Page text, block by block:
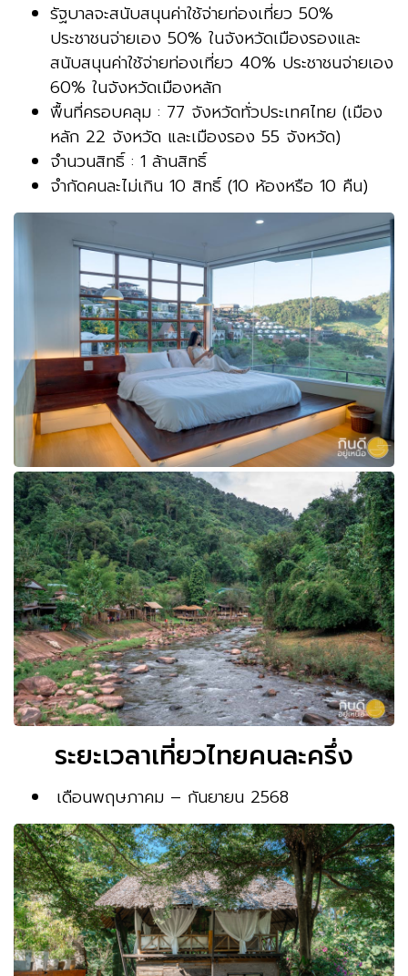
รัฐบาลจะสนับสนุนค่าใช้จ่ายท่องเที่ยว 50%
ประชาชนจ่ายเอง 50% ในจังหวัดเมืองรองและ
สนับสนุนค่าใช้จ่ายท่องเที่ยว 40% ประชาชนจ่ายเอง
60% ในจังหวัดเมืองหลัก
พื้นที่ครอบคลุม : 77 จังหวัดทั่วประเทศไทย (เมือง
หลัก 22 จังหวัด และเมืองรอง 55 จังหวัด)
จำนวนสิทธิ์ : 1 ล้านสิทธิ์
จำกัดคนละไม่เกิน 10 สิทธิ์ (10 ห้องหรือ 10 คืน)
ระยะเวลาเที่ยวไทยคนละครึ่ง
เดือนพฤษภาคม – กันยายน 2568